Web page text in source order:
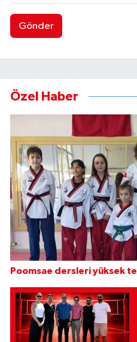
Gönder
Özel Haber
Poomsae dersleri yüksek